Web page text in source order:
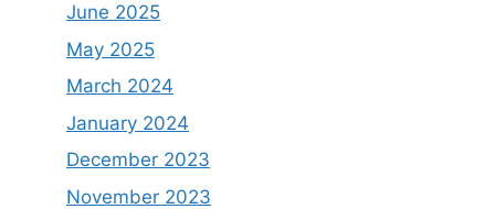
June 2025
May 2025
March 2024
January 2024
December 2023
November 2023